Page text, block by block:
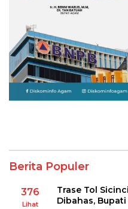
Berita Populer
376
Lihat
Trase Tol
Dibahas,